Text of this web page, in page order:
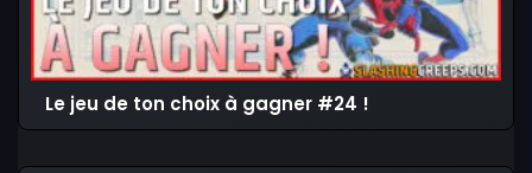
Le jeu de ton choix à gagner #24 !